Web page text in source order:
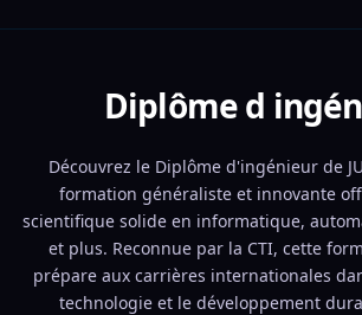
Diplôme d
Découvrez le Diplôme d'ingénieur de
formation généraliste et innovante
scientifique solide en informatique,
et plus. Reconnue par la CTI, cette
prépare aux carrières internationales
technologie et le développement